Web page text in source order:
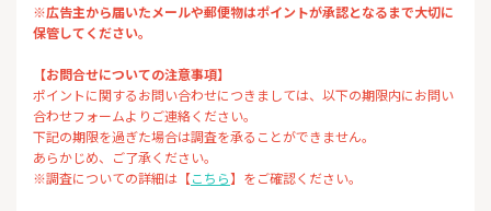
※広告主から届いたメールや郵便物はポイントが承認となるまで大切に
保管してください。
【お問合せについての注意事項】
ポイントに関するお問い合わせにつきましては、以下の期限内にお問い
合わせフォームよりご連絡ください。
下記の期限を過ぎた場合は調査を承ることができません。
あらかじめ、ご了承ください。
※調査についての詳細は【こちら】をご確認ください。